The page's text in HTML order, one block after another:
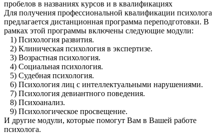
пробелов в названиях курсов и в квалификациях
Для получения профессиональной квалификации психолога
предлагается дистанционная программа переподготовки. В
рамках этой программы включены следующие модули:
1) Психология развития.
2) Клиническая психология в экспертизе.
3) Возрастная психология.
4) Социальная психология.
5) Судебная психология.
6) Психология лиц с интеллектуальными нарушениями.
7) Психология девиантного поведения.
8) Психоанализ.
9) Психологическое просвещение.
И другие модули, которые помогут Вам в Вашей работе
психолога.